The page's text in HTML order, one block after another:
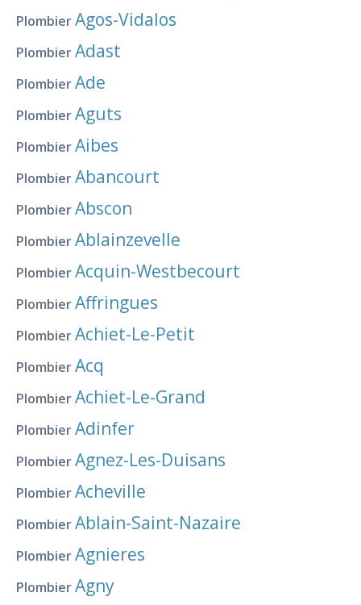
PlombierAgos-Vidalos
PlombierAdast
PlombierAde
PlombierAguts
PlombierAibes
PlombierAbancourt
PlombierAbscon
PlombierAblainzevelle
PlombierAcquin-Westbecourt
PlombierAffringues
PlombierAchiet-Le-Petit
PlombierAcq
PlombierAchiet-Le-Grand
PlombierAdinfer
PlombierAgnez-Les-Duisans
PlombierAcheville
PlombierAblain-Saint-Nazaire
PlombierAgnieres
PlombierAgny